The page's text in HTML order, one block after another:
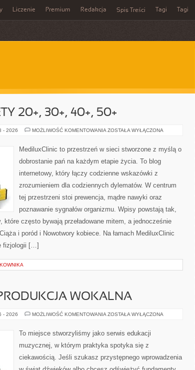
Liczenie Premium Redakcja Spis Treści Tagi Tagi
20+, 30+, 40+, 50+
- 2026 MOŻLIWOŚĆ KOMENTOWANIA ZDROWIE
30+,
40+,
ZOSTAŁA WYŁĄCZONA
MediluxClinic to przestrzeń w sieci stworzone z myślą o
dobrostanie pań na każdym etapie życia. To blog
internetowy, który łączy codzienne wskazówki z
zrozumieniem dla codziennych dylematów. W centrum
tej przestrzeni stoi prewencja, mądre nawyki oraz
poznawanie sygnałów organizmu. Wpisy powstają tak,
które często bywają przeładowane mitem, a jednocześnie
i poród i Nowotwory kobiece. Na łamach MediluxClinic
fizjologii […]
WOKALNA
- 2026 MOŻLIWOŚĆ KOMENTOWANIA NAGRYWANIE
WOKALNA
ZOSTAŁA WYŁĄCZONA
To miejsce stworzyliśmy jako serwis edukacji
muzycznej, w którym praktyka spotyka się z
ciekawością. Jeśli szukasz przystępnego wprowadzenia